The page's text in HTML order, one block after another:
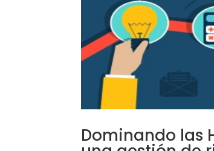
Dominando las